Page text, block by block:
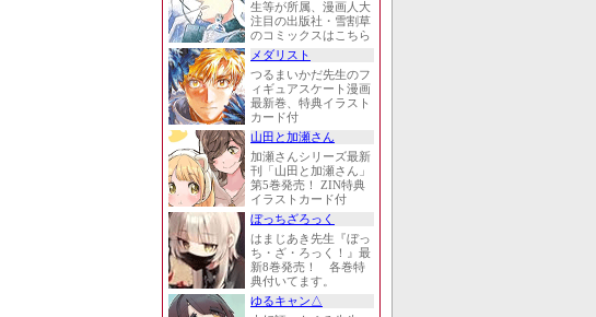
生等が所属、漫画人大
注目の出版社・雪割草
のコミックスはこちら
メダリスト
つるまいかだ先生のフ
ィギュアスケート漫画
最新巻、特典イラスト
カード付
山田と加瀬さん
加瀬さんシリーズ最新
刊「山田と加瀬さん」
第5巻発売！ ZIN特典
イラストカード付
ぼっちざろっく
はまじあき先生『ぼっ
ち・ざ・ろっく！』最
新8巻発売！ 各巻特
典付いてます。
ゆるキャン△